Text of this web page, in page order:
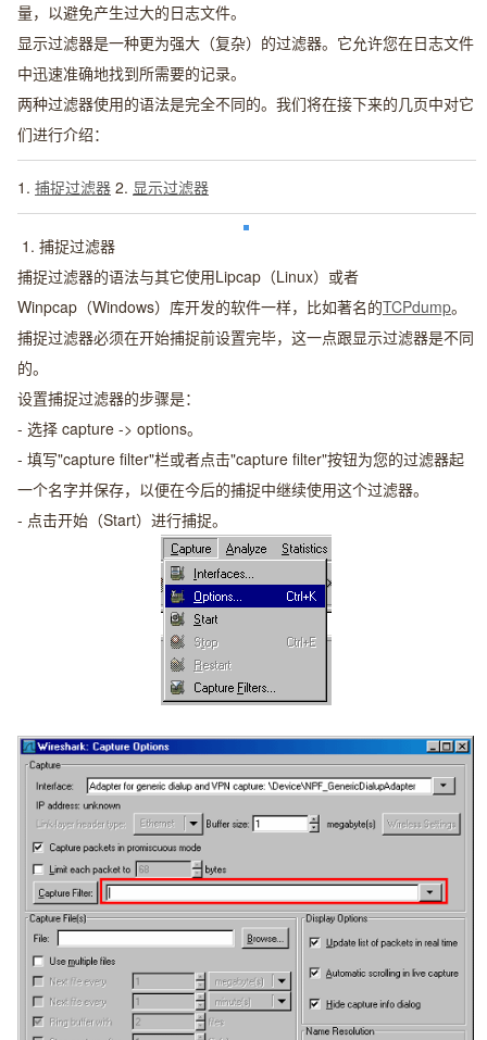
量，以避免产生过大的日志文件。
显示过滤器是一种更为强大（复杂）的过滤器。它允许您在日志文件
中迅速准确地找到所需要的记录。
两种过滤器使用的语法是完全不同的。我们将在接下来的几页中对它
们进行介绍：
1. 捕捉过滤器 2. 显示过滤器
1. 捕捉过滤器
捕捉过滤器的语法与其它使用Lipcap（Linux）或者
Winpcap（Windows）库开发的软件一样，比如著名的TCPdump。
捕捉过滤器必须在开始捕捉前设置完毕，这一点跟显示过滤器是不同
的。
设置捕捉过滤器的步骤是：
- 选择 capture -> options。
- 填写"capture filter"栏或者点击"capture filter"按钮为您的过滤器起
一个名字并保存，以便在今后的捕捉中继续使用这个过滤器。
- 点击开始（Start）进行捕捉。